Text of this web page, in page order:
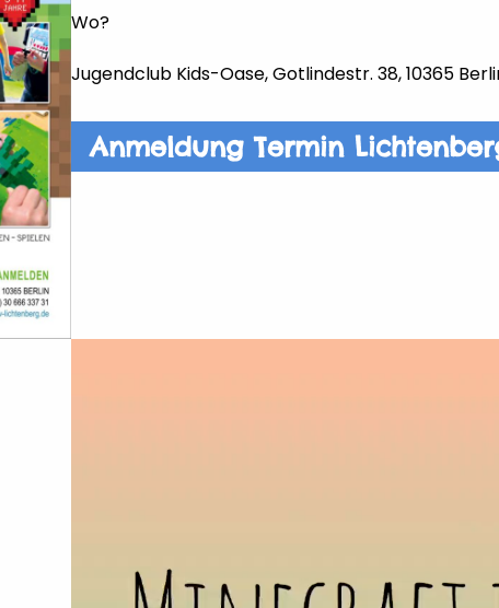
Wo?
Jugendclub Kids-Oase, Gotlindestr. 38, 10365
Anmeldung Termin